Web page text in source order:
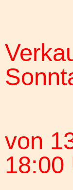
von
18:00